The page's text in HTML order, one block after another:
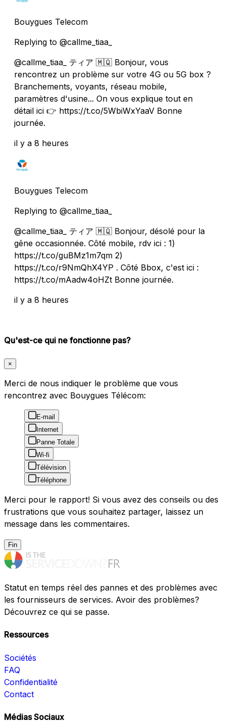
Bouygues Telecom
Replying to @callme_tiaa_
@callme_tiaa_ ティア 🇲🇶 Bonjour, vous
rencontrez un problème sur votre 4G ou 5G box ?
Branchements, voyants, réseau mobile,
paramètres d'usine... On vous explique tout en
détail ici 👉 https://t.co/5WbiWxYaaV Bonne
journée.
il y a 8 heures
Bouygues Telecom
Replying to @callme_tiaa_
@callme_tiaa_ ティア 🇲🇶 Bonjour, désolé pour la
gêne occasionnée. Côté mobile, rdv ici : 1)
https://t.co/guBMz1m7qm 2)
https://t.co/r9NmQhX4YP . Côté Bbox, c'est ici :
https://t.co/mAadw4oHZt Bonne journée.
il y a 8 heures
Qu'est-ce qui ne fonctionne pas?
×
Merci de nous indiquer le problème que vous
rencontrez avec Bouygues Télécom:
E-mail
Internet
Panne Totale
Wi-fi
Télévision
Téléphone
Merci pour le rapport! Si vous avez des conseils ou des
frustrations que vous souhaitez partager, laissez un
message dans les commentaires.
Fin
Statut en temps réel des pannes et des problèmes avec
les fournisseurs de services. Avoir des problèmes?
Découvrez ce qui se passe.
Ressources
Sociétés
FAQ
Confidentialité
Contact
Médias Sociaux